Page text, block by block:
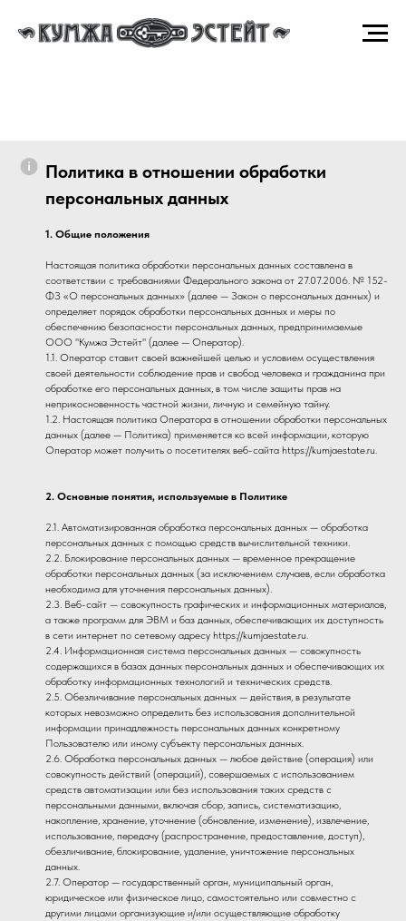
Политика в отношении обработки
персональных данных
1. Общие положения
Настоящая политика обработки персональных данных составлена в
соответствии с требованиями Федерального закона от 27.07.2006. № 152-
ФЗ «О персональных данных» (далее — Закон о персональных данных) и
определяет порядок обработки персональных данных и меры по
обеспечению безопасности персональных данных, предпринимаемые
ООО "Кумжа Эстейт" (далее — Оператор).
1.1. Оператор ставит своей важнейшей целью и условием осуществления
своей деятельности соблюдение прав и свобод человека и гражданина при
обработке его персональных данных, в том числе защиты прав на
неприкосновенность частной жизни, личную и семейную тайну.
1.2. Настоящая политика Оператора в отношении обработки персональных
данных (далее — Политика) применяется ко всей информации, которую
Оператор может получить о посетителях веб-сайта https://kumjaestate.ru.
2. Основные понятия, используемые в Политике
2.1. Автоматизированная обработка персональных данных — обработка
персональных данных с помощью средств вычислительной техники.
2.2. Блокирование персональных данных — временное прекращение
обработки персональных данных (за исключением случаев, если обработка
необходима для уточнения персональных данных).
2.3. Веб-сайт — совокупность графических и информационных материалов,
а также программ для ЭВМ и баз данных, обеспечивающих их доступность
в сети интернет по сетевому адресу https://kumjaestate.ru.
2.4. Информационная система персональных данных — совокупность
содержащихся в базах данных персональных данных и обеспечивающих их
обработку информационных технологий и технических средств.
2.5. Обезличивание персональных данных — действия, в результате
которых невозможно определить без использования дополнительной
информации принадлежность персональных данных конкретному
Пользователю или иному субъекту персональных данных.
2.6. Обработка персональных данных — любое действие (операция) или
совокупность действий (операций), совершаемых с использованием
средств автоматизации или без использования таких средств с
персональными данными, включая сбор, запись, систематизацию,
накопление, хранение, уточнение (обновление, изменение), извлечение,
использование, передачу (распространение, предоставление, доступ),
обезличивание, блокирование, удаление, уничтожение персональных
данных.
2.7. Оператор — государственный орган, муниципальный орган,
юридическое или физическое лицо, самостоятельно или совместно с
другими лицами организующие и/или осуществляющие обработку